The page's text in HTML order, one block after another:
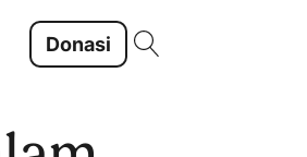
Donasi